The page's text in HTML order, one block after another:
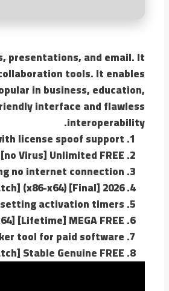
presentations, and email. It
tools. It enables
in business, education,
interface and flawless
interoperability.
license spoof support
Virus] Unlimited FREE
no internet connection
(x86-x64) [Final] 2026
activation timers
[Lifetime] MEGA FREE
tool for paid software
Stable Genuine FREE